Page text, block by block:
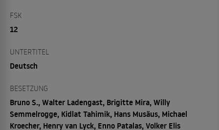
FSK
12
UNTERTITEL
Deutsch
BESETZUNG
Bruno S., Walter Ladengast, Brigitte Mira, Willy
Semmelrogge, Kidlat Tahimik, Hans Musäus, Michael
Kroecher, Henry van Lyck, Enno Patalas, Volker Elis